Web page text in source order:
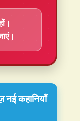
नई कहानियाँ